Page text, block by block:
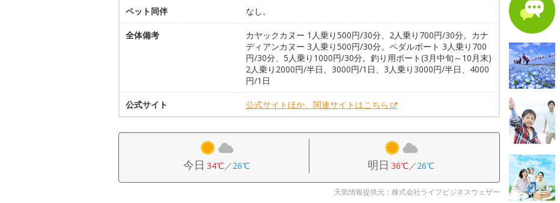
ペット同伴 なし。
全体備考
カヤックカヌー 1人乗り500円/30分、2人乗り700円/30分。カナ
ディアンカヌー 3人乗り500円/30分。ペダルボート 3人乗り700
円/30分、5人乗り1000円/30分。釣り用ボート(3月中旬～10月末)
2人乗り2000円/半日、3000円/1日、3人乗り3000円/半日、4000
円/1日
公式サイト 公式サイトほか、関連サイトはこちら
今日 34℃／26℃ 明日 36℃／26℃
天気情報提供元：株式会社ライフビジネスウェザー